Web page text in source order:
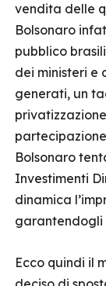
vendita delle
Bolsonaro
pubblico
dei ministeri e
generati, un
Bolsonaro
Investimenti
dinamica
garantendogli
Ecco quindi il